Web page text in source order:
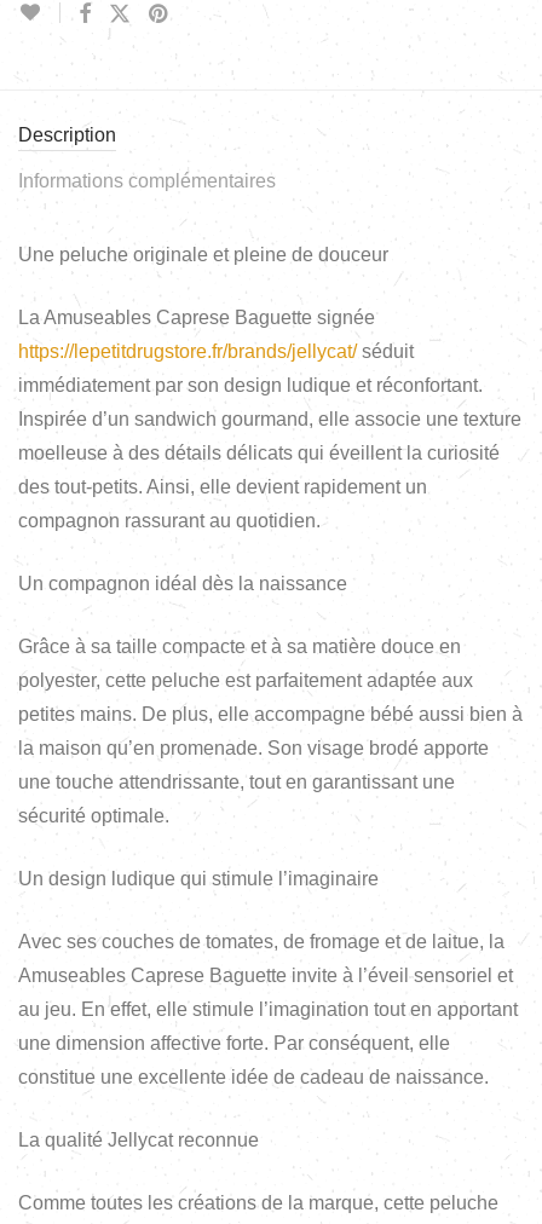
Description
Informations complémentaires
Une peluche originale et pleine de douceur
La Amuseables Caprese Baguette signée
https://lepetitdrugstore.fr/brands/jellycat/séduit
immédiatement par son design ludique et réconfortant.
Inspirée d’un sandwich gourmand, elle associe une texture
moelleuse à des détails délicats qui éveillent la curiosité
des tout-petits. Ainsi, elle devient rapidement un
compagnon rassurant au quotidien.
Un compagnon idéal dès la naissance
Grâce à sa taille compacte et à sa matière douce en
polyester, cette peluche est parfaitement adaptée aux
petites mains. De plus, elle accompagne bébé aussi bien à
la maison qu’en promenade. Son visage brodé apporte
une touche attendrissante, tout en garantissant une
sécurité optimale.
Un design ludique qui stimule l’imaginaire
Avec ses couches de tomates, de fromage et de laitue, la
Amuseables Caprese Baguette invite à l’éveil sensoriel et
au jeu. En effet, elle stimule l’imagination tout en apportant
une dimension affective forte. Par conséquent, elle
constitue une excellente idée de cadeau de naissance.
La qualité Jellycat reconnue
Comme toutes les créations de la marque, cette peluche